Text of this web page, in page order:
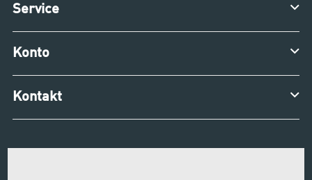
Service
Konto
Kontakt